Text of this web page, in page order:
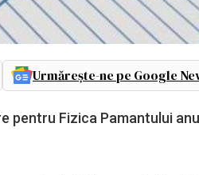
Urmărește-ne pe Google
Fizica Pamantului